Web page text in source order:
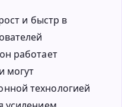
и быстр в
работает
могут
технологией